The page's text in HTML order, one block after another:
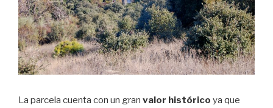
La parcela cuenta con un gran valor histórico ya que